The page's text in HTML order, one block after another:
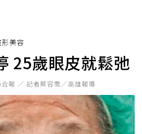
形美容
25歲眼皮就鬆弛
報 ／ 記者蔡容喬／高雄報導